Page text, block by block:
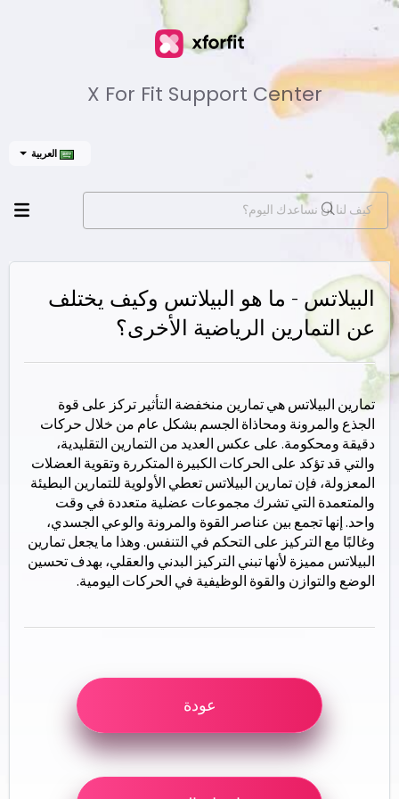
X For Fit Support Center
العربية
البيلاتس - ما هو البيلاتس وكيف يختلف
عن التمارين الرياضية الأخرى؟
تمارين البيلاتس هي تمارين منخفضة التأثير تركز على قوة
الجذع والمرونة ومحاذاة الجسم بشكل عام من خلال حركات
دقيقة ومحكومة. على عكس العديد من التمارين التقليدية،
والتي قد تؤكد على الحركات الكبيرة المتكررة وتقوية العضلات
المعزولة، فإن تمارين البيلاتس تعطي الأولوية للتمارين البطيئة
والمتعمدة التي تشرك مجموعات عضلية متعددة في وقت
واحد. إنها تجمع بين عناصر القوة والمرونة والوعي الجسدي،
وغالبًا مع التركيز على التحكم في التنفس. وهذا ما يجعل تمارين
البيلاتس مميزة لأنها تبني التركيز البدني والعقلي، بهدف تحسين
الوضع والتوازن والقوة الوظيفية في الحركات اليومية.
عودة